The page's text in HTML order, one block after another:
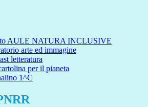
AULE NATURA INCLUSIVE
arte ed immagine
letteratura
per il pianeta
1^C